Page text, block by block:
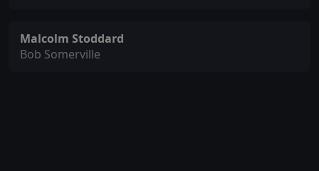
Malcolm Stoddard
Bob Somerville